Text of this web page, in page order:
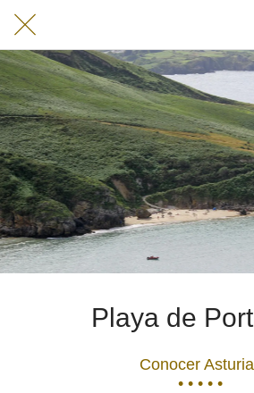
Playa de
Conocer
• • • • •